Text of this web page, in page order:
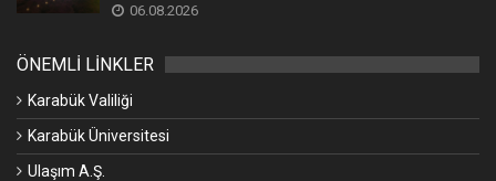
06.08.2026
ÖNEMLİ LİNKLER
Karabük Valiliği
Karabük Üniversitesi
Ulaşım A.Ş.